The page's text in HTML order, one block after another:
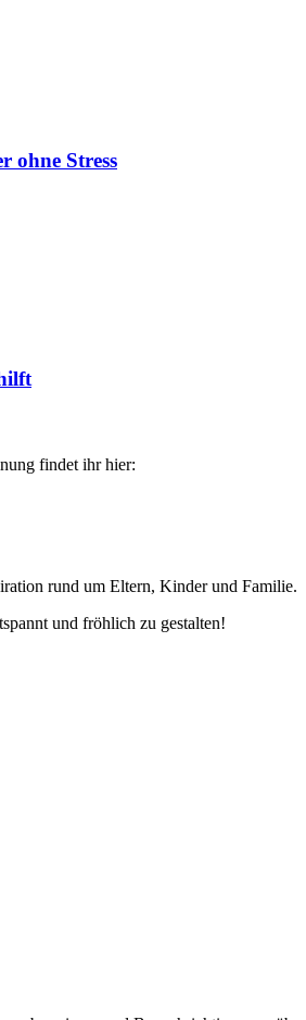
ohne Stress
findet ihr hier:
rund um Eltern, Kinder und Familie.
und fröhlich zu gestalten!